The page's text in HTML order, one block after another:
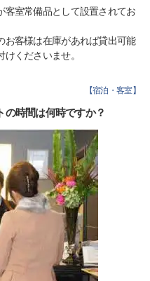
客室常備品として設置されてお
お客様は在庫があれば貸出可能
くださいませ。
【宿泊・客室】
の時間は何時ですか？